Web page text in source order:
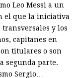
Leo Messi a un
el que la iniciativa
transversales y los
capitanes en
titulares o son
segunda parte.
Sergio…